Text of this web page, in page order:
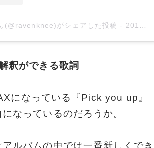
(@ravenknee)がシェアした投稿 - 2019年 9月月12日午後8時00分PDT
釈ができる歌詞
になっている『Pick you up』
なっているのだろうか。
アルバムの中では一番新しくでき